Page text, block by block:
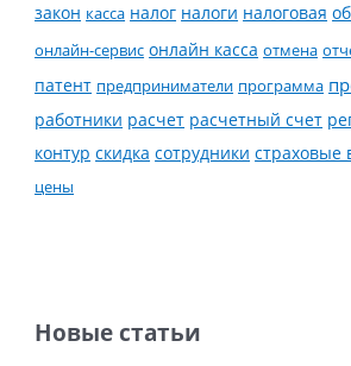
закон касса налог налоги налоговая
онлайн-сервис онлайн касса отмена
патент предприниматели программа
работники расчет расчетный счет
контур скидка сотрудники страховые
цены
Новые статьи